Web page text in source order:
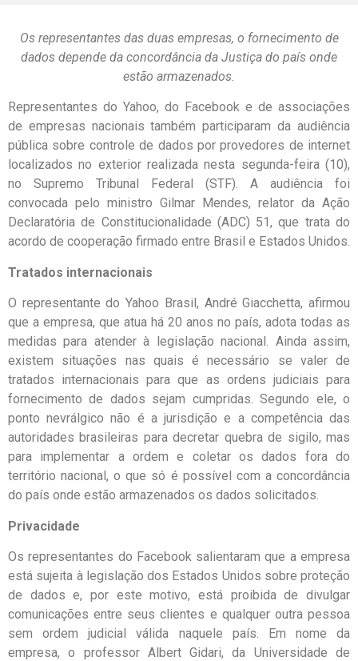
Os representantes das duas empresas, o fornecimento de
dados depende da concordância da Justiça do país onde
estão armazenados.
Representantes do Yahoo, do Facebook e de associações
de empresas nacionais também participaram da audiência
pública sobre controle de dados por provedores de internet
localizados no exterior realizada nesta segunda-feira (10),
no Supremo Tribunal Federal (STF). A audiência foi
convocada pelo ministro Gilmar Mendes, relator da Ação
Declaratória de Constitucionalidade (ADC) 51, que trata do
acordo de cooperação firmado entre Brasil e Estados Unidos.
Tratados internacionais
O representante do Yahoo Brasil, André Giacchetta, afirmou
que a empresa, que atua há 20 anos no país, adota todas as
medidas para atender à legislação nacional. Ainda assim,
existem situações nas quais é necessário se valer de
tratados internacionais para que as ordens judiciais para
fornecimento de dados sejam cumpridas. Segundo ele, o
ponto nevrálgico não é a jurisdição e a competência das
autoridades brasileiras para decretar quebra de sigilo, mas
para implementar a ordem e coletar os dados fora do
território nacional, o que só é possível com a concordância
do país onde estão armazenados os dados solicitados.
Privacidade
Os representantes do Facebook salientaram que a empresa
está sujeita à legislação dos Estados Unidos sobre proteção
de dados e, por este motivo, está proibida de divulgar
comunicações entre seus clientes e qualquer outra pessoa
sem ordem judicial válida naquele país. Em nome da
empresa, o professor Albert Gidari, da Universidade de